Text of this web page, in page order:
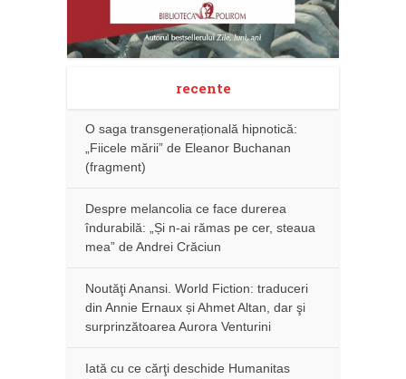
recente
O saga transgenerațională hipnotică:
„Fiicele mării” de Eleanor Buchanan
(fragment)
Despre melancolia ce face durerea
îndurabilă: „Și n-ai rămas pe cer, steaua
mea” de Andrei Crăciun
Noutăţi Anansi. World Fiction: traduceri
din Annie Ernaux și Ahmet Altan, dar şi
surprinzătoarea Aurora Venturini
Iată cu ce cărţi deschide Humanitas